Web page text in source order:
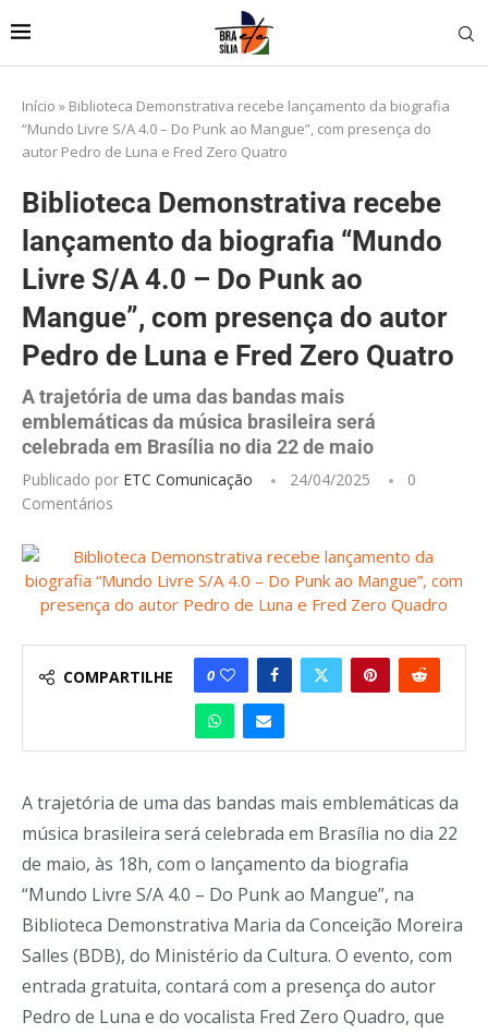
Início » Biblioteca Demonstrativa recebe lançamento da biografia
“Mundo Livre S/A 4.0 – Do Punk ao Mangue”, com presença do
autor Pedro de Luna e Fred Zero Quatro
Biblioteca Demonstrativa recebe
lançamento da biografia “Mundo
Livre S/A 4.0 – Do Punk ao
Mangue”, com presença do autor
Pedro de Luna e Fred Zero Quatro
A trajetória de uma das bandas mais
emblemáticas da música brasileira será
celebrada em Brasília no dia 22 de maio
Publicado por ETC Comunicação 24/04/2025
0
Comentários
COMPARTILHE 0
A trajetória de uma das bandas mais emblemáticas da
música brasileira será celebrada em Brasília no dia 22
de maio, às 18h, com o lançamento da biografia
“Mundo Livre S/A 4.0 – Do Punk ao Mangue”, na
Biblioteca Demonstrativa Maria da Conceição Moreira
Salles (BDB), do Ministério da Cultura. O evento, com
entrada gratuita, contará com a presença do autor
Pedro de Luna e do vocalista Fred Zero Quadro, que